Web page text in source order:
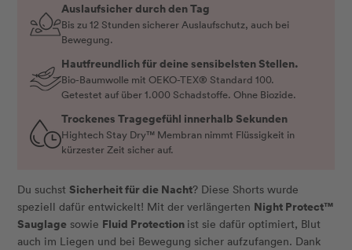
Auslaufsicher durch den Tag
Bis zu 12 Stunden sicherer Auslaufschutz, auch bei
Bewegung.
Hautfreundlich für deine sensibelsten Stellen.
Bio-Baumwolle mit OEKO-TEX® Standard 100.
Getestet auf über 1.000 Schadstoffe. Ohne Biozide.
Trockenes Tragegefühl innerhalb Sekunden
Hightech Stay Dry™ Membran nimmt Flüssigkeit in
kürzester Zeit sicher auf.
Du suchst Sicherheit für die Nacht? Diese Shorts wurde
speziell dafür entwickelt! Mit der verlängerten Night Protect™
Sauglage sowie Fluid Protection ist sie dafür optimiert, Blut
auch im Liegen und bei Bewegung sicher aufzufangen. Dank